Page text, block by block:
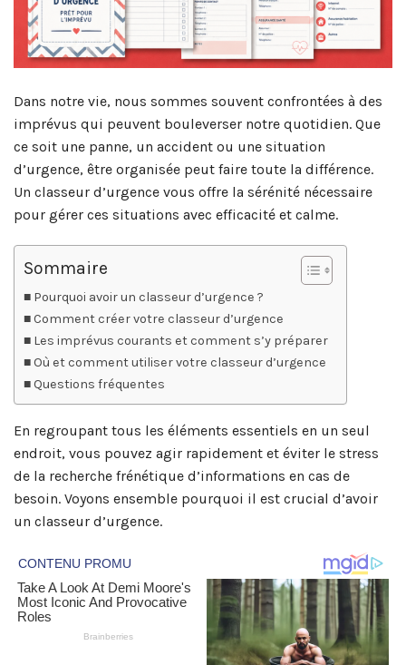
Dans notre vie, nous sommes souvent confrontées à des
imprévus qui peuvent bouleverser notre quotidien. Que
ce soit une panne, un accident ou une situation
d’urgence, être organisée peut faire toute la différence.
Un classeur d’urgence vous offre la sérénité nécessaire
pour gérer ces situations avec efficacité et calme.
Sommaire
Pourquoi avoir un classeur d’urgence ?
Comment créer votre classeur d’urgence
Les imprévus courants et comment s’y préparer
Où et comment utiliser votre classeur d’urgence
Questions fréquentes
En regroupant tous les éléments essentiels en un seul
endroit, vous pouvez agir rapidement et éviter le stress
de la recherche frénétique d’informations en cas de
besoin. Voyons ensemble pourquoi il est crucial d’avoir
un classeur d’urgence.